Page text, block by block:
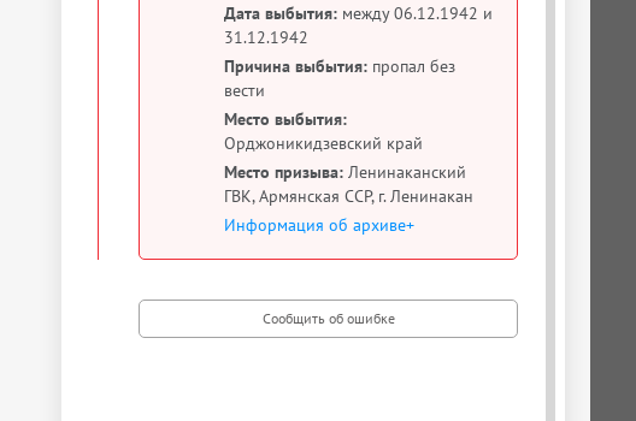
Дата выбытия: между 06.12.1942 и
31.12.1942
Причина выбытия: пропал без
вести
Место выбытия:
Орджоникидзевский край
Место призыва: Ленинаканский
ГВК, Армянская ССР, г. Ленинакан
Информация об архиве+